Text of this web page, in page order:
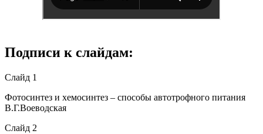
Подписи к слайдам:
Слайд 1
Фотосинтез и хемосинтез – способы автотрофного питания
В.Г.Воеводская
Слайд 2